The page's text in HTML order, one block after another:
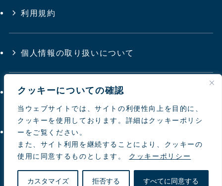
クッキーについての確認
当ウェブサイトでは、サイトの利便性向上を目的に、
クッキーを使用しております。詳細はクッキーポリシ
ーをご覧ください。
また、サイト利用を継続することにより、クッキーの
使用に同意するものとします。
クッキーポリシー
カスタマイズ 拒否する すべてに同意する
利用規約
個人情報の取り扱いについて
サイトマップ
お問い合わせ
© 1997- 2026 NIPPON TOYOUKE